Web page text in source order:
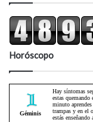
Horóscopo